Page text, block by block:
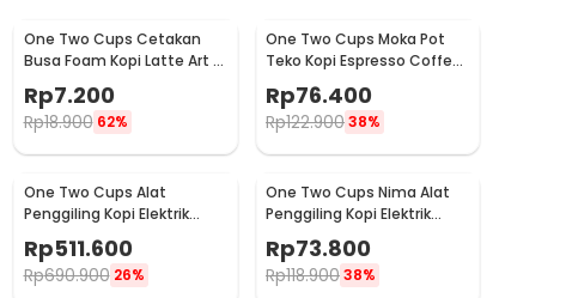
One Two Cups Cetakan
Busa Foam Kopi Latte Art 16
PCS - JJYE01
Rp7.200
Rp18.900 62%
One Two Cups Moka Pot
Teko Kopi Espresso Coffee
Stovetop 6 Cup 300ml -
Z20
Rp76.400
Rp122.90038%
One Two Cups Alat
Penggiling Kopi Elektrik
Coffee Grinder Adjustable
- 600N
Rp511.600
Rp690.900 26%
One Two Cups Nima Alat
Penggiling Kopi Elektrik
Bumbu Coffee Grinder -
NM-8300
Rp73.800
Rp118.90038%